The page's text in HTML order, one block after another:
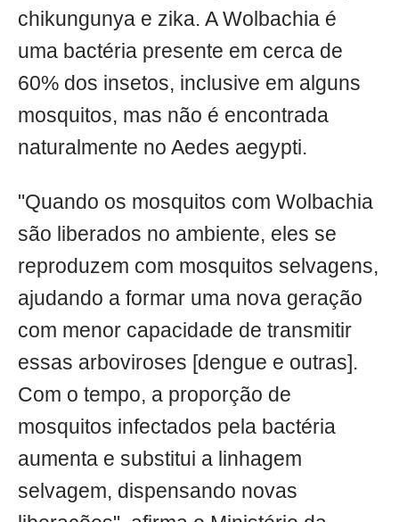
chikungunya e zika. A Wolbachia é
uma bactéria presente em cerca de
60% dos insetos, inclusive em alguns
mosquitos, mas não é encontrada
naturalmente no Aedes aegypti.
"Quando os mosquitos com Wolbachia
são liberados no ambiente, eles se
reproduzem com mosquitos selvagens,
ajudando a formar uma nova geração
com menor capacidade de transmitir
essas arboviroses [dengue e outras].
Com o tempo, a proporção de
mosquitos infectados pela bactéria
aumenta e substitui a linhagem
selvagem, dispensando novas